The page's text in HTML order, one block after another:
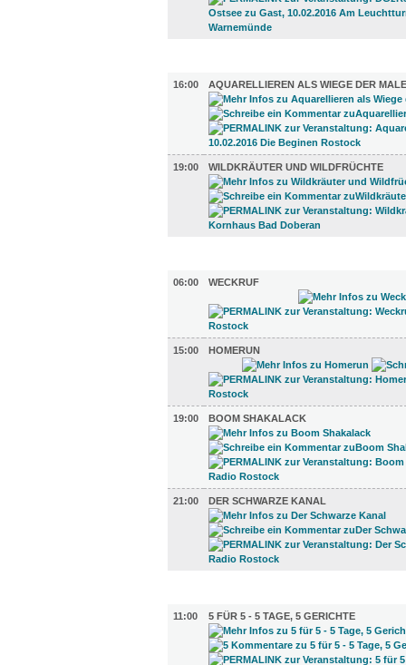
16:00
AQUARELLIEREN ALS WIEGE DER
19:00 WILDKRÄUTER UND WILDFRÜCHTE
06:00
WECKRUF
15:00 HOMERUN
19:00 BOOM SHAKALACK
21:00 DER SCHWARZE KANAL
11:00
5 FÜR 5 - 5 TAGE, 5 GERICHTE